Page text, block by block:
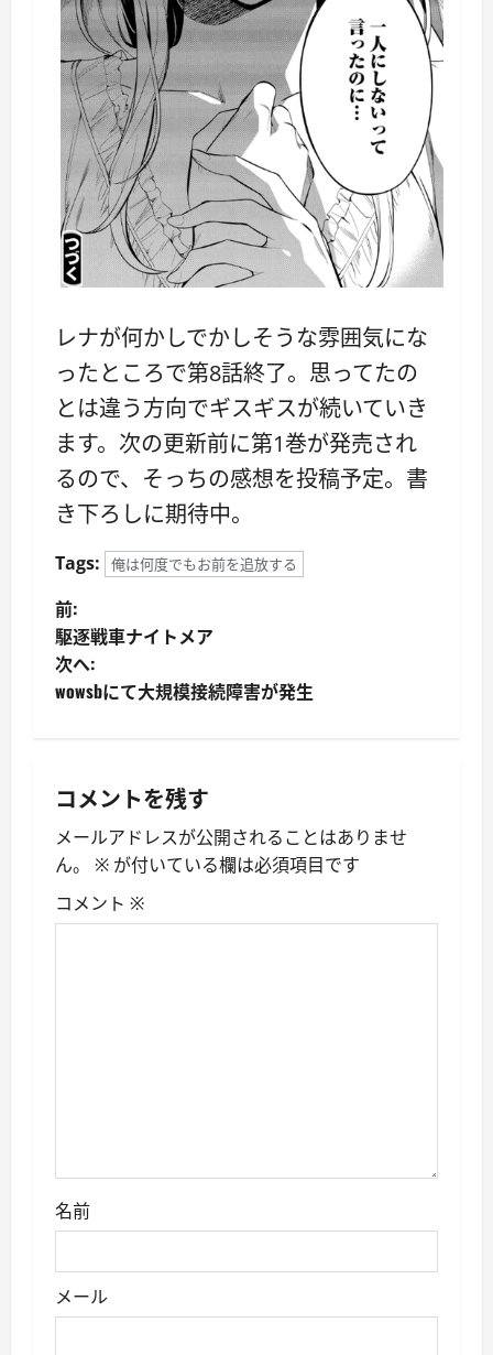
レナが何かしでかしそうな雰囲気にな
ったところで第8話終了。思ってたの
とは違う方向でギスギスが続いていき
ます。次の更新前に第1巻が発売され
るので、そっちの感想を投稿予定。書
き下ろしに期待中。
Tags: 俺は何度でもお前を追放する
投
稿
ナ
ゲ
ー
シ
ョ
前:
駆逐戦車ナイトメア
次へ:
wowsbにて大規模接続障害が発生
コメントを残す
メールアドレスが公開されることはありませ
ん。
※ が付いている欄は必須項目です
コメント ※
名前
メール